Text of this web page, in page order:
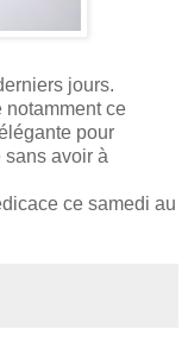
jours.
notamment ce
pour
avoir à
ce samedi au